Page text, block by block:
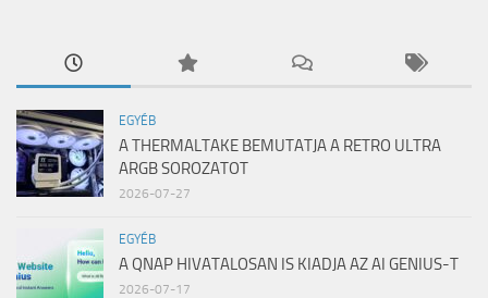
EGYÉB
A THERMALTAKE BEMUTATJA A RETRO ULTRA
ARGB SOROZATOT
2026-07-27
EGYÉB
A QNAP HIVATALOSAN IS KIADJA AZ AI GENIUS-T
2026-07-17